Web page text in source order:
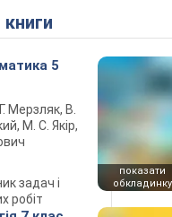
книги
5
Мерзляк, В.
М. С. Якір,
задач і
робіт
показати
обкладинку